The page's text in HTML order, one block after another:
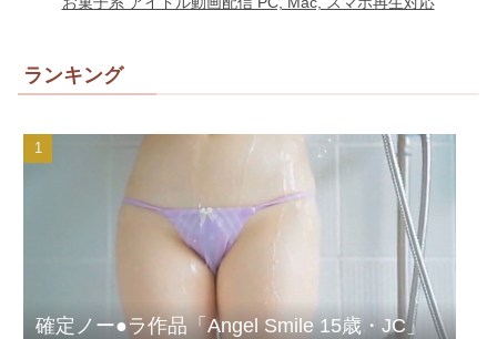
ランキング
確定ノー●ラ作品「Angel Smile 15歳・JC」